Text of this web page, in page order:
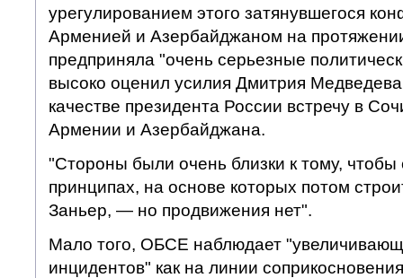
урегулированием этого затянувшегося
Арменией и Азербайджаном на
предприняла "очень серьезные
высоко оценил усилия Дмитрия
качестве президента России встречу в
Армении и Азербайджана.
"Стороны были очень близки к тому, чтобы
принципах, на основе которых потом
Заньер, — но продвижения нет".
Мало того, ОБСЕ наблюдает
инцидентов" как на линии